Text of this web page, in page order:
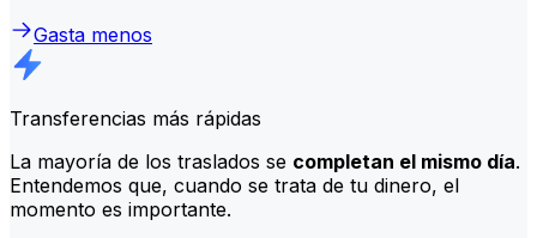
Gasta menos
Transferencias más rápidas
La mayoría de los traslados se completan el mismo día.
Entendemos que, cuando se trata de tu dinero, el
momento es importante.